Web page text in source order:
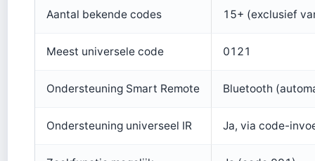
Aantal bekende codes 15+ (exclusief
Meest universele code 0121
Ondersteuning Smart Remote Bluetooth
Ondersteuning universeel IR Ja, via code-